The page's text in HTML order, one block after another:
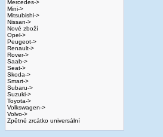
Mercedes->
Mini->
Mitsubishi->
Nissan->
Nové zboží
Opel->
Peugeot->
Renault->
Rover->
Saab->
Seat->
Skoda->
Smart->
Subaru->
Suzuki->
Toyota->
Volkswagen->
Volvo->
Zpětné zrcátko universální